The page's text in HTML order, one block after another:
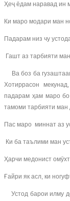
Ҳеҷ ёдам наравад ин
Ки маро модари ман
Падарам низ чу
Гашт аз тарбияти
Ва боз ба
Хотиррасон
падарам ҳам маро
тамоми тарбияти ман
Пас маро миннат аз
Ки ба таълими ман
Ҳарчи медонист
Ғайри як асл, ки
Устод барои илму